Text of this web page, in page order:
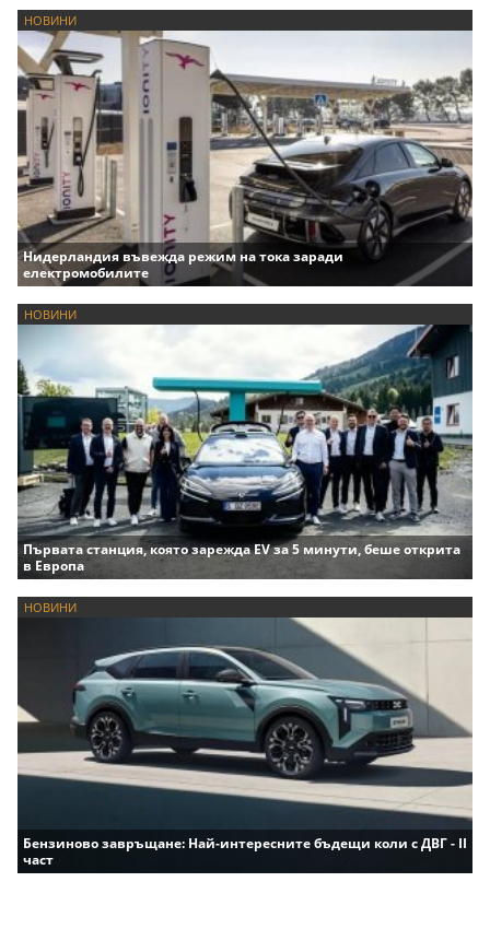
НОВИНИ
Нидерландия въвежда режим на тока заради
електромобилите
НОВИНИ
Първата станция, която зарежда EV за 5 минути, беше открита
в Европа
НОВИНИ
Бензиново завръщане: Най-интересните бъдещи коли с ДВГ - II
част